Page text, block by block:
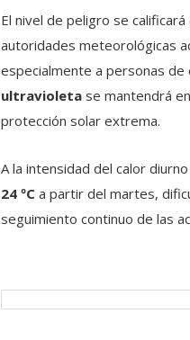
El nivel de peligro se
autoridades meteorológicas
especialmente a personas de
ultravioleta se mantendrá
protección solar extrema.
A la intensidad del calor
24 ºC a partir del martes,
seguimiento continuo de las